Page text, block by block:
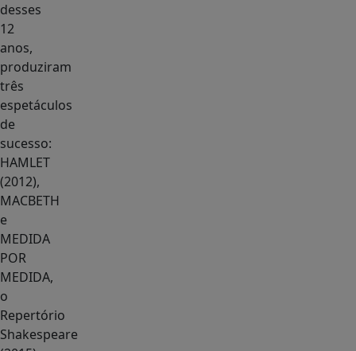
desses
12
anos,
produziram
três
espetáculos
de
sucesso:
HAMLET
(2012),
MACBETH
e
MEDIDA
POR
MEDIDA,
o
Repertório
Shakespeare